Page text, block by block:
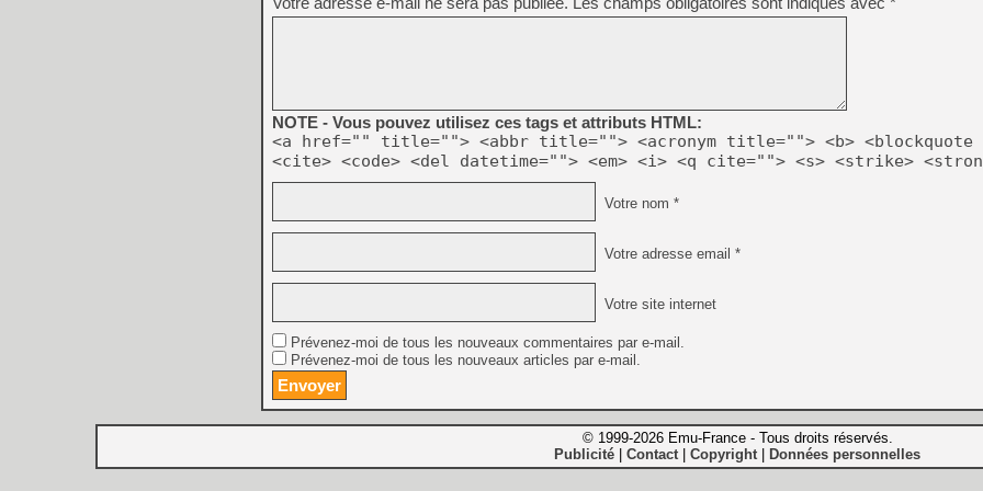
NOTE - Vous pouvez utilisez ces tags et attributs HTML:
<a href="" title=""> <abbr title=""> <acronym title=""> <b> <blockquote
<cite> <code> <del datetime=""> <em> <i> <q cite=""> <s> <strike>
Votre nom *
Votre adresse email *
Votre site internet
Prévenez-moi de tous les nouveaux commentaires par e-mail.
Prévenez-moi de tous les nouveaux articles par e-mail.
© 1999-2026 Emu-France - Tous droits réservés.
Publicité Contact| Copyright| Données personnelles